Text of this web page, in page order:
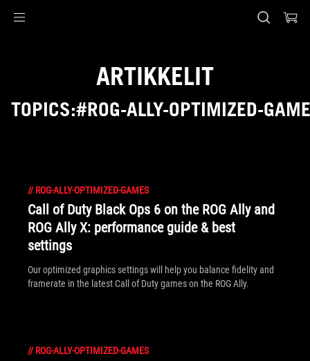
ARTIKKELIT
TOPICS:#ROG-ALLY-OPTIMIZED-
// ROG-ALLY-OPTIMIZED-GAMES
Call of Duty Black Ops 6 on the ROG Ally and
ROG Ally X: performance guide & best
settings
Our optimized graphics settings will help you balance fidelity and
framerate in the latest Call of Duty games on the ROG Ally.
// ROG-ALLY-OPTIMIZED-GAMES